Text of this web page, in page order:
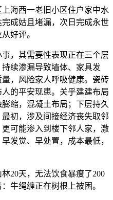
海西一老旧小区住户家中水
成姑且堵漏，次日完成永世
好评。
，其需要性表现正在三个层
续渗漏导致墙体、家具发
，风险家人呼吸健康。瓷砖
的平安现患。关乎建建布局
缩，混凝土布局；下层持久
初，涉及间接经济丧失取邻
可能渗入到楼下邻人家，激
发觉、早处置，成本最低，
天，无法饮食暴瘦了200
牛绳缠正在树根上被困。